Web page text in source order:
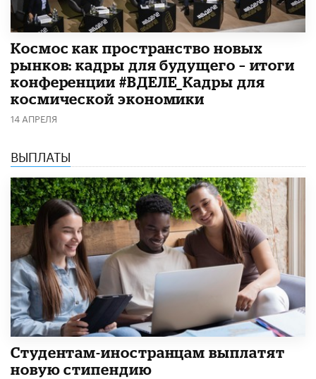
Космос как пространство новых
рынков: кадры для будущего – итоги
конференции #ВДЕЛЕ_Кадры для
космической экономики
14 АПРЕЛЯ
ВЫПЛАТЫ
Студентам-иностранцам выплатят
новую стипендию